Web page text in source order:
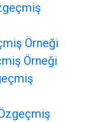
Örneği
Örneği